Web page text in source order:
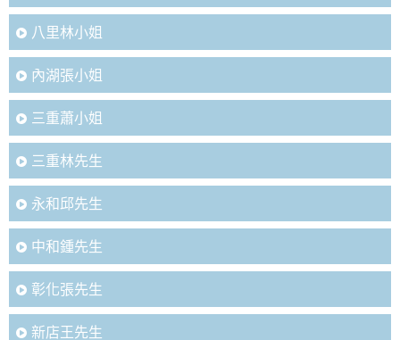
八里林小姐
內湖張小姐
三重蕭小姐
三重林先生
永和邱先生
中和鍾先生
彰化張先生
新店王先生